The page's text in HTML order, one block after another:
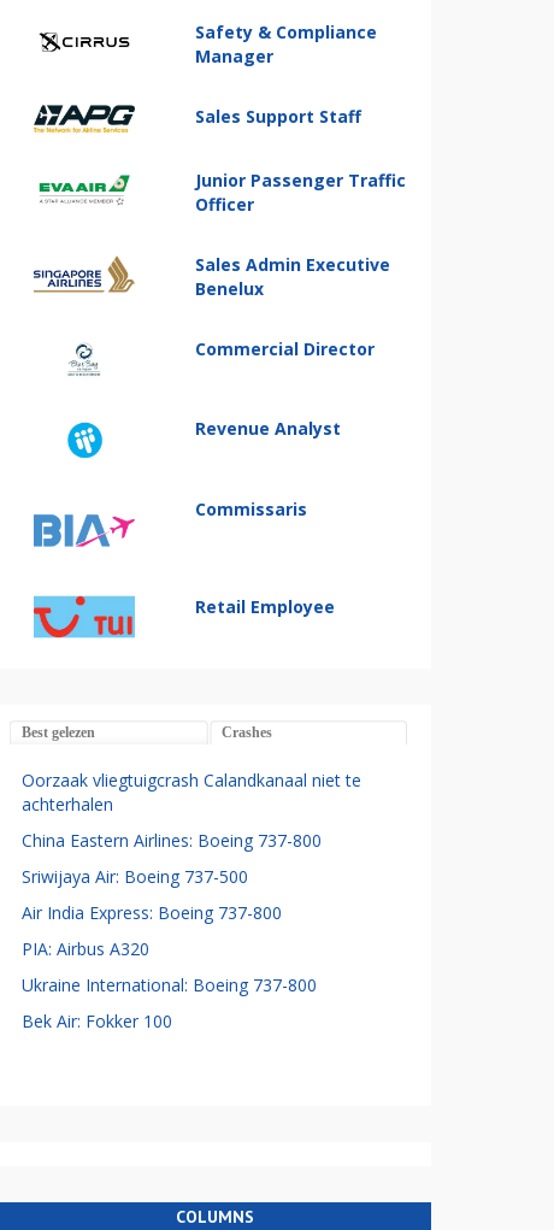
Safety & Compliance
Manager
Sales Support Staff
Junior Passenger Traffic
Officer
Sales Admin Executive
Benelux
Commercial Director
Revenue Analyst
Commissaris
Retail Employee
Best gelezen Crashes
Oorzaak vliegtuigcrash Calandkanaal niet te
achterhalen
China Eastern Airlines: Boeing 737-800
Sriwijaya Air: Boeing 737-500
Air India Express: Boeing 737-800
PIA: Airbus A320
Ukraine International: Boeing 737-800
Bek Air: Fokker 100
COLUMNS